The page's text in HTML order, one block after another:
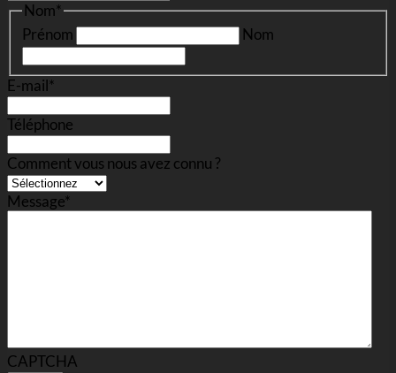
Nom*
Prénom
Nom
E-mail*
Téléphone
Comment vous nous avez connu ?
Message*
CAPTCHA